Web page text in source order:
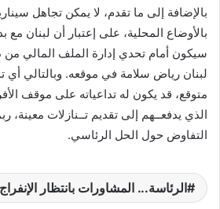
بالإضافة إلى ما تقدم، لا يمكن تجاهل
بالأوضاع المحلية، على إعتبار أن لبنان مع
سيكون أمام تحدي إدارة الملف المالي
لبنان رياض سلامة في موقعه. وبالتالي أي
متوقع، قد يكون له تداعياته على موقف
الذي يدفعــهم إلى تقديم تــنازلات
التفاوض حول الحل الرئاسي.
الرئاسة... المشاورات بانتظار